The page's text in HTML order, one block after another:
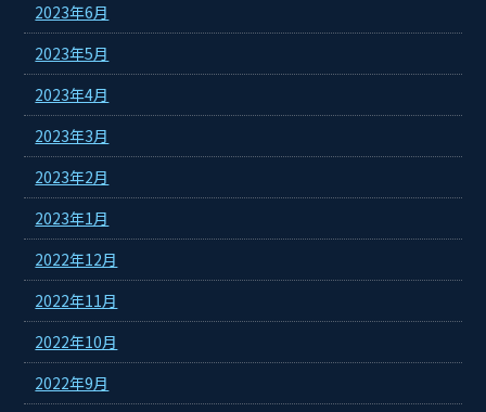
2023年6月
2023年5月
2023年4月
2023年3月
2023年2月
2023年1月
2022年12月
2022年11月
2022年10月
2022年9月